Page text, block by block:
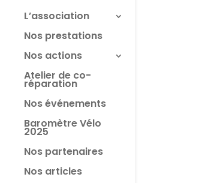
L’association
Nos prestations
Nos actions
Atelier de co-
réparation
Nos événements
Baromètre Vélo
2025
Nos partenaires
Nos articles